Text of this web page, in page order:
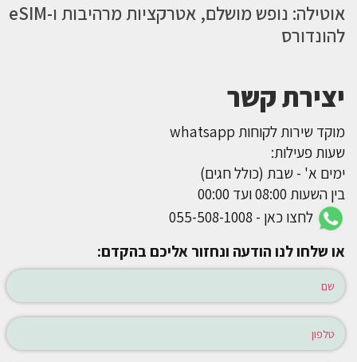
אוטילה: נופש מושלם, אטרקציות מרהיבות ו-eSIM
להונדורס
יצירת קשר
מוקד שירות לקוחות whatsapp
שעות פעילות:
ימים א' - שבת (כולל חגים)
בין השעות 08:00 ועד 00:00
לחצו כאן - 055-508-1008
או שלחו לנו הודעה ונחזור אליכם בהקדם: